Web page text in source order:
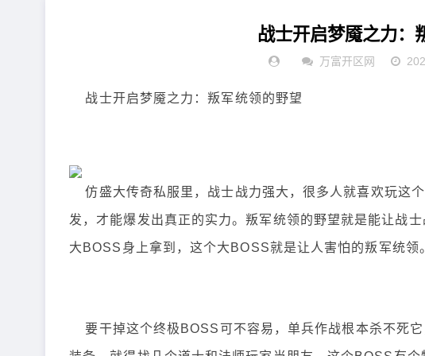
战士开启梦魇之力：
万富开区网
战士开启梦魇之力：叛军统领的野望
仿盛大传奇私服里，战士战力强大，很多人就喜欢玩这
发，才能爆发出真正的实力。叛军统领的野望就是能让战
大BOSS身上拿到，这个大BOSS就是让人害怕的叛军统领
要干掉这个终极BOSS可不容易，单兵作战根本杀不死